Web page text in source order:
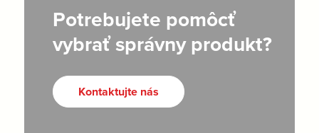
Potrebujete pomôcť
vybrať správny produkt?
Kontaktujte nás